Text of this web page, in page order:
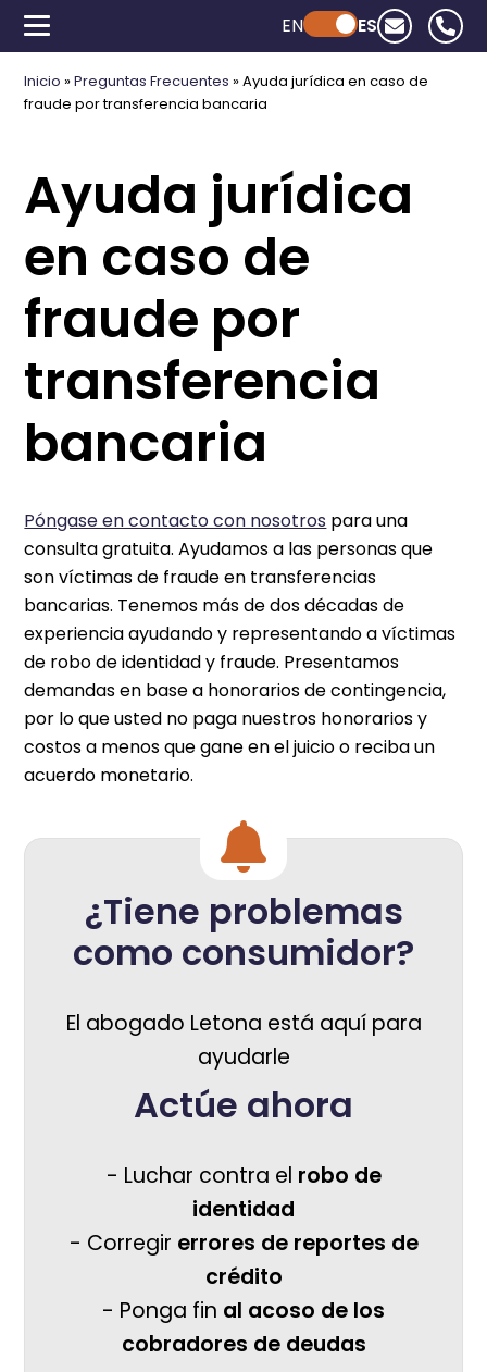
Powered by ChatGPT
EN ES
Inicio »Preguntas Frecuentes »Ayuda jurídica en caso de
fraude por transferencia bancaria
Ayuda jurídica
en caso de
fraude por
transferencia
bancaria
Póngase en contacto con nosotros para una
consulta gratuita. Ayudamos a las personas que
son víctimas de fraude en transferencias
bancarias. Tenemos más de dos décadas de
experiencia ayudando y representando a víctimas
de robo de identidad y fraude. Presentamos
demandas en base a honorarios de contingencia,
por lo que usted no paga nuestros honorarios y
costos a menos que gane en el juicio o reciba un
acuerdo monetario.
¿Tiene problemas
como consumidor?
El abogado Letona está aquí para
ayudarle
Actúe ahora
- Luchar contra el robo de
identidad
- Corregir errores de reportes de
crédito
- Ponga fin al acoso de los
cobradores de deudas